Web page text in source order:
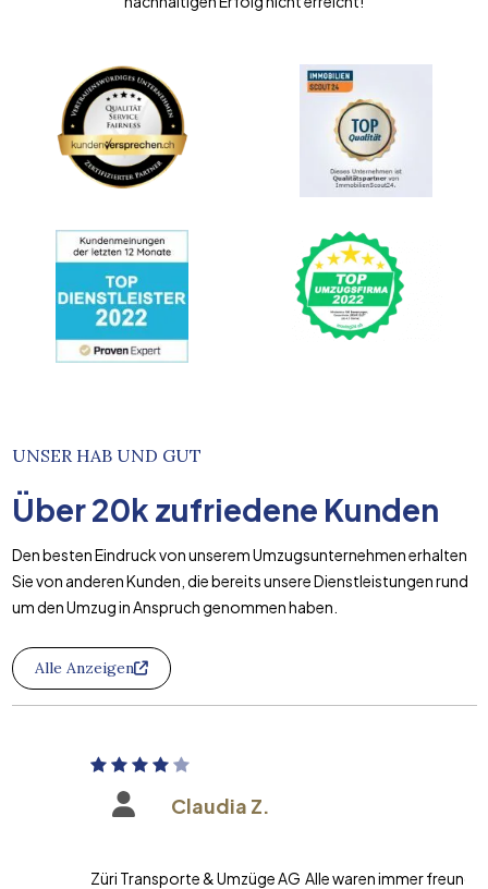
UNSER HAB UND GUT
Über20k zufriedene Kunden
Den besten Eindruck von unserem Umzugsunternehmen erhalten
Sie von anderen Kunden, die bereits unsere Dienstleistungen rund
um den Umzug in Anspruch genommen haben.
Alle Anzeigen
Claudia Z.
Züri Transporte & Umzüge AG Alle waren immer freundlich